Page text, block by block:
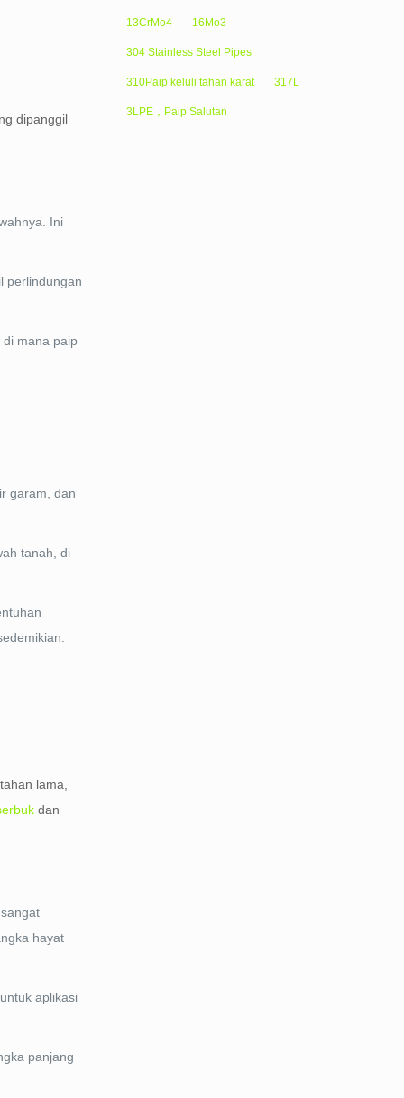
dipanggil
Ini
perlindungan
di mana paip
garam, dan
tanah, di
lama,
dan
hayat
aplikasi
panjang
13CrMo4 16Mo3
304 Stainless Steel Pipes
310Paip keluli tahan karat 317L
3LPE，Paip Salutan